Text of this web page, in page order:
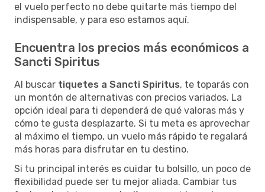
el vuelo perfecto no debe quitarte más tiempo del
indispensable, y para eso estamos aquí.
Encuentra los precios más económicos a
Sancti Spiritus
Al buscar tiquetes a Sancti Spiritus, te toparás con
un montón de alternativas con precios variados. La
opción ideal para ti dependerá de qué valoras más y
cómo te gusta desplazarte. Si tu meta es aprovechar
al máximo el tiempo, un vuelo más rápido te regalará
más horas para disfrutar en tu destino.
Si tu principal interés es cuidar tu bolsillo, un poco de
flexibilidad puede ser tu mejor aliada. Cambiar tus